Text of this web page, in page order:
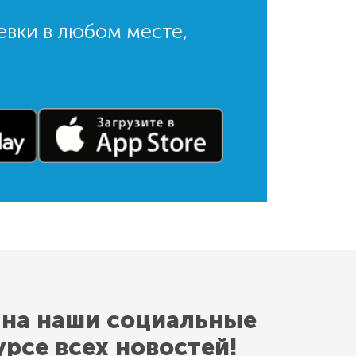
в любом месте,
наши социальные
всех новостей!